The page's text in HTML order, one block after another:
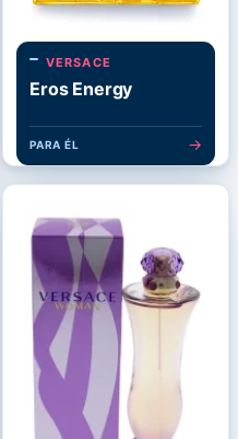
VERSACE
Eros Energy
PARA ÉL →